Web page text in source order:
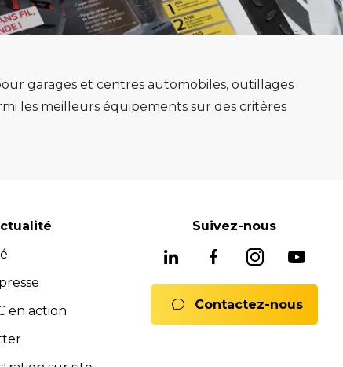
garages et centres automobiles, outillages
les meilleurs équipements sur des critères
mieux sa mission.
pour leur fiabilité, leur durabilité et
offre complète de services pour assurer
full service, formations). Notre équipe est
sommes là pour vous conseiller et vous
et SAV sont à votre disposition pour
en action
Suivez-nous
Contactez-nous